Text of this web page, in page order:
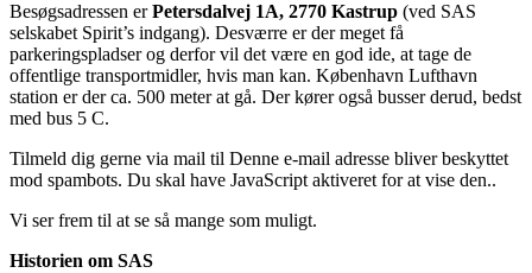
Besøgsadressen erPetersdalvej 1A, 2770 Kastrup (ved SAS
selskabet Spirit’s indgang). Desværre er der meget få
parkeringspladser og derfor vil det være en god ide, at tage de
offentlige transportmidler, hvis man kan. København Lufthavn
station er der ca. 500 meter at gå. Der kører også busser derud, bedst
med bus 5 C.
Tilmeld dig gerne via mail til Denne e-mail adresse bliver beskyttet
mod spambots. Du skal have JavaScript aktiveret for at vise den..
Vi ser frem til at se så mange som muligt.
Historien om SAS